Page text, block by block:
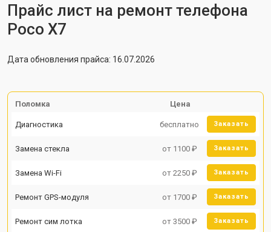
Прайс лист на ремонт телефона
Poco X7
Дата обновления прайса: 16.07.2026
Поломка Цена
Диагностика бесплатно Заказать
Замена стекла от 1100 ₽ Заказать
Замена Wi-Fi от 2250 ₽ Заказать
Ремонт GPS-модуля от 1700 ₽ Заказать
Ремонт сим лотка от 3500 ₽ Заказать